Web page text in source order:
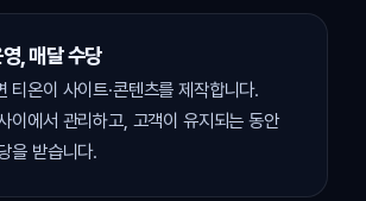
영, 매달 수당
티온이 사이트·콘텐츠를 제작합니다.
이에서 관리하고, 고객이 유지되는 동안
을 받습니다.